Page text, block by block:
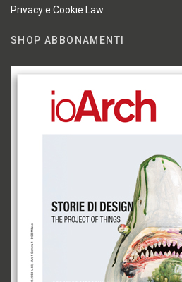
Privacy e Cookie Law
SHOP ABBONAMENTI